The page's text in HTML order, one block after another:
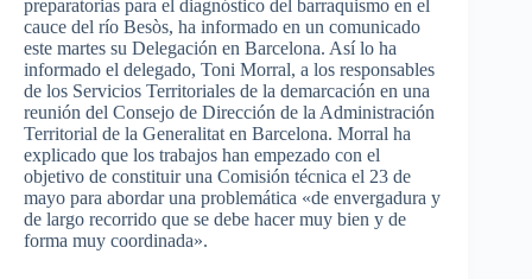
preparatorias para el diagnóstico del barraquismo en el
cauce del río Besòs, ha informado en un comunicado
este martes su Delegación en Barcelona. Así lo ha
informado el delegado, Toni Morral, a los responsables
de los Servicios Territoriales de la demarcación en una
reunión del Consejo de Dirección de la Administración
Territorial de la Generalitat en Barcelona. Morral ha
explicado que los trabajos han empezado con el
objetivo de constituir una Comisión técnica el 23 de
mayo para abordar una problemática «de envergadura y
de largo recorrido que se debe hacer muy bien y de
forma muy coordinada».